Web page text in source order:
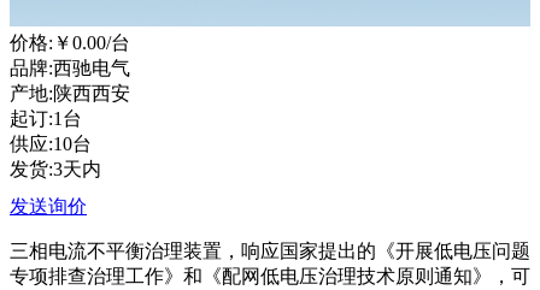
价格: ￥0.00/台
品牌:西驰电气
产地:陕西西安
起订:1台
供应:10台
发货:3天内
发送询价
三相电流不平衡治理装置，响应国家提出的《开展低电压问题
专项排查治理工作》和《配网低电压治理技术原则通知》，可